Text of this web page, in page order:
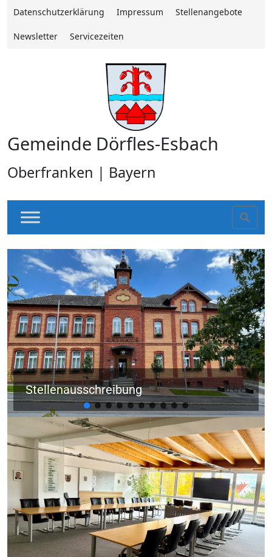
Datenschutzerklärung Impressum Stellenangebote
Newsletter Servicezeiten
Gemeinde Dörfles-Esbach
Oberfranken | Bayern
Stellenausschreibung